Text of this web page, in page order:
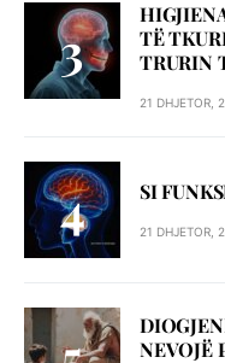
TË
TRURIN
21 DHJETOR,
SI
21 DHJETOR,
NEVOJË